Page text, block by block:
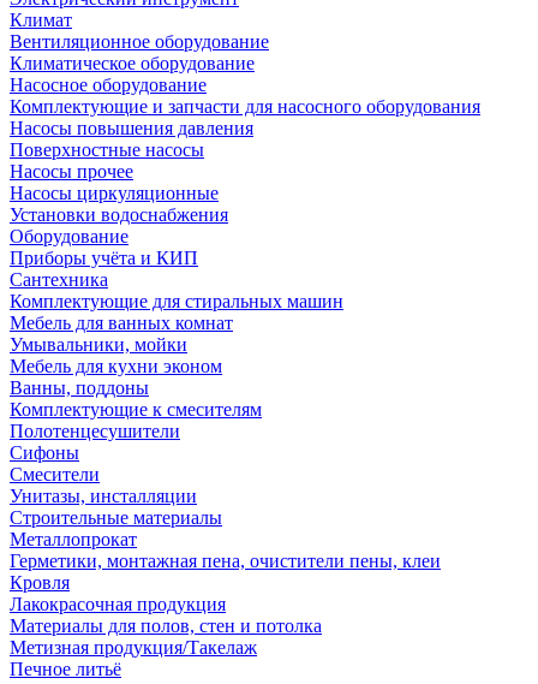
Климат
Вентиляционное оборудование
Климатическое оборудование
Насосное оборудование
Комплектующие и запчасти для насосного оборудования
Насосы повышения давления
Поверхностные насосы
Насосы прочее
Насосы циркуляционные
Установки водоснабжения
Оборудование
Приборы учёта и КИП
Сантехника
Комплектующие для стиральных машин
Мебель для ванных комнат
Умывальники, мойки
Мебель для кухни эконом
Ванны, поддоны
Комплектующие к смесителям
Полотенцесушители
Сифоны
Смесители
Унитазы, инсталляции
Строительные материалы
Металлопрокат
Герметики, монтажная пена, очистители пены, клеи
Кровля
Лакокрасочная продукция
Материалы для полов, стен и потолка
Метизная продукция/Такелаж
Печное литьё